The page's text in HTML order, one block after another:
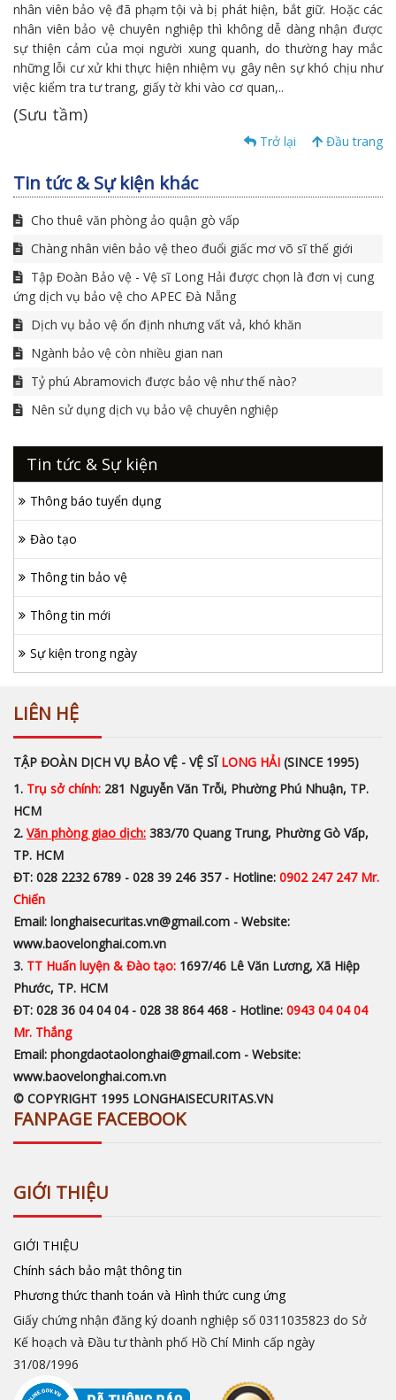
nhân viên bảo vệ đã phạm tội và bị phát hiện, bắt giữ. Hoặc các
nhân viên bảo vệ chuyên nghiệp thì không dễ dàng nhận được
sự thiện cảm của mọi người xung quanh, do thường hay mắc
những lỗi cư xử khi thực hiện nhiệm vụ gây nên sự khó chịu như
việc kiểm tra tư trang, giấy tờ khi vào cơ quan,..
(Sưu tầm)
Trở lại Đầu trang
Tin tức & Sự kiện khác
Cho thuê văn phòng ảo quận gò vấp
Chàng nhân viên bảo vệ theo đuổi giấc mơ võ sĩ thế giới
Tập Đoàn Bảo vệ - Vệ sĩ Long Hải được chọn là đơn vị cung
ứng dịch vụ bảo vệ cho APEC Đà Nẵng
Dịch vụ bảo vệ ổn định nhưng vất vả, khó khăn
Ngành bảo vệ còn nhiều gian nan
Tỷ phú Abramovich được bảo vệ như thế nào?
Nên sử dụng dịch vụ bảo vệ chuyên nghiệp
Tin tức & Sự kiện
Thông báo tuyển dụng
Đào tạo
Thông tin bảo vệ
Thông tin mới
Sự kiện trong ngày
LIÊN HỆ
TẬP ĐOÀN DỊCH VỤ BẢO VỆ - VỆ SĨ LONG HẢI (SINCE 1995)
1. Trụ sở chính: 281 Nguyễn Văn Trỗi, Phường Phú Nhuận, TP.
HCM
2. Văn phòng giao dịch: 383/70 Quang Trung, Phường Gò Vấp,
TP. HCM
ĐT: 028 2232 6789 - 028 39 246 357 - Hotline: 0902 247 247 Mr.
Chiến
Email: longhaisecuritas.vn@gmail.com - Website:
www.baovelonghai.com.vn
3. TT Huấn luyện & Đào tạo: 1697/46 Lê Văn Lương, Xã Hiệp
Phước, TP. HCM
ĐT: 028 36 04 04 04 - 028 38 864 468 - Hotline: 0943 04 04 04
Mr. Thắng
Email: phongdaotaolonghai@gmail.com - Website:
www.baovelonghai.com.vn
© COPYRIGHT 1995 LONGHAISECURITAS.VN
FANPAGE FACEBOOK
GIỚI THIỆU
GIỚI THIỆU
Chính sách bảo mật thông tin
Phương thức thanh toán và Hình thức cung ứng
Giấy chứng nhận đăng ký doanh nghiệp số 0311035823 do Sở
Kế hoạch và Đầu tư thành phố Hồ Chí Minh cấp ngày
31/08/1996